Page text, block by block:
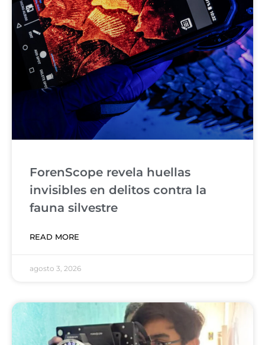
ForenScope revela huellas
invisibles en delitos contra la
fauna silvestre
READ MORE
agosto 3, 2026